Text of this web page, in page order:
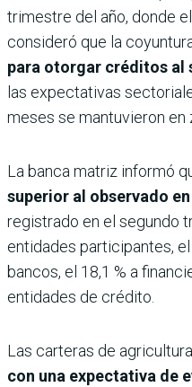
trimestre del año, donde
consideró que la
para otorgar créditos al
las expectativas
meses se mantuvieron en
La banca matriz informó
superior al observado
registrado en el segundo
entidades participantes,
bancos, el 18,1 % a
entidades de crédito.
Las carteras de
con una expectativa de